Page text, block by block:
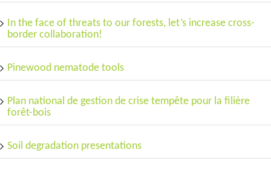
In the face of threats to our forests, let’s increase cross-
border collaboration!
Pinewood nematode tools
Plan national de gestion de crise tempête pour la filière
forêt-bois
Soil degradation presentations